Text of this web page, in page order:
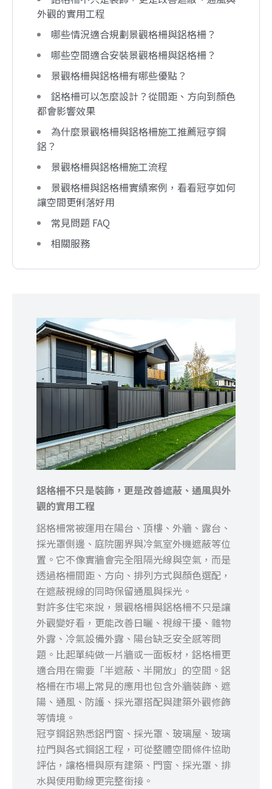
外觀的實用工程
哪些情況適合規劃景觀格柵與鋁格柵？
哪些空間適合安裝景觀格柵與鋁格柵？
景觀格柵與鋁格柵有哪些優點？
鋁格柵可以怎麼設計？從間距、方向到顏色
都會影響效果
為什麼景觀格柵與鋁格柵施工推薦冠亨鋼
鋁？
景觀格柵與鋁格柵施工流程
景觀格柵與鋁格柵實績案例，看看冠亨如何
讓空間更俐落好用
常見問題 FAQ
相關服務
鋁格柵不只是裝飾，更是改善遮蔽、通風與外
觀的實用工程
鋁格柵常被運用在陽台、頂樓、外牆、露台、
採光罩側邊、庭院圍界與冷氣室外機遮蔽等位
置。它不像實牆會完全阻隔光線與空氣，而是
透過格柵間距、方向、排列方式與顏色選配，
在遮蔽視線的同時保留通風與採光。
對許多住宅來說，景觀格柵與鋁格柵不只是讓
外觀變好看，更能改善日曬、視線干擾、雜物
外露、冷氣設備外露、陽台缺乏安全感等問
題。比起單純做一片牆或一面板材，鋁格柵更
適合用在需要「半遮蔽、半開放」的空間。鋁
格柵在市場上常見的應用也包含外牆裝飾、遮
陽、通風、防護、採光罩搭配與建築外觀修飾
等情境。
冠亨鋼鋁熟悉鋁門窗、採光罩、玻璃屋、玻璃
拉門與各式鋼鋁工程，可從整體空間條件協助
評估，讓格柵與原有建築、門窗、採光罩、排
水與使用動線更完整銜接。